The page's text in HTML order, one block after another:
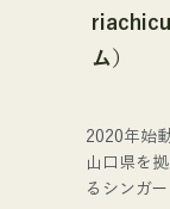
【NEW
2025年6
界は愛な
務める。
デルやタ
躍中。世
ゴットタ
の芸人史
ブザーを
ム）
2020年始動
山口県を
るシンガ